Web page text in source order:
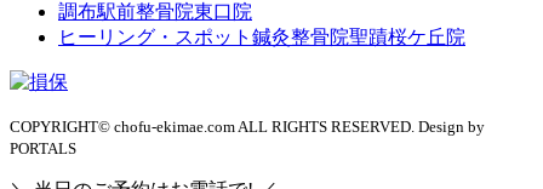
調布駅前整骨院東口院
ヒーリング・スポット鍼灸整骨院聖蹟桜ケ丘院
COPYRIGHT© chofu-ekimae.com ALL RIGHTS RESERVED. Design by
PORTALS